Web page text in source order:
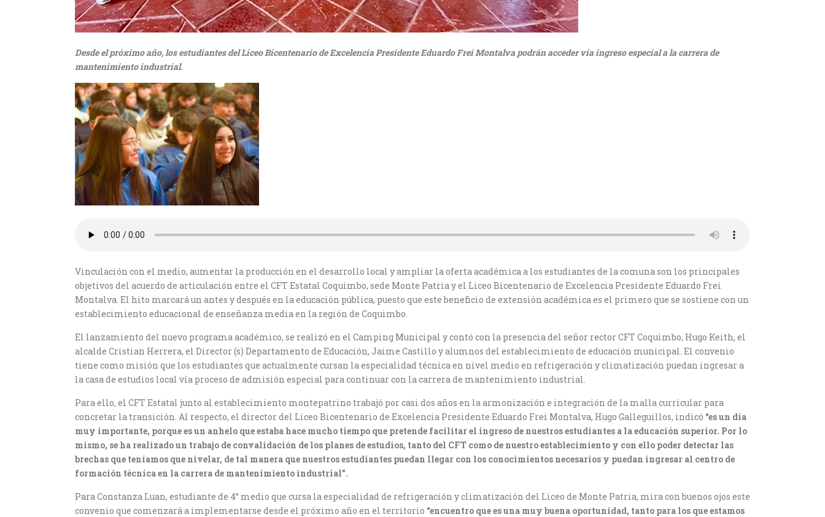
Desde el próximo año, los estudiantes del Liceo Bicentenario de Excelencia Presidente Eduardo Frei Montalva podrán acceder vía ingreso especial a la carrera de
mantenimiento industrial.
Vinculación con el medio, aumentar la producción en el desarrollo local y ampliar la oferta académica a los estudiantes de la comuna son los principales
objetivos del acuerdo de articulación entre el CFT Estatal Coquimbo, sede Monte Patria y el Liceo Bicentenario de Excelencia Presidente Eduardo Frei
Montalva. El hito marcará un antes y después en la educación pública, puesto que este beneficio de extensión académica es el primero que se sostiene con un
establecimiento educacional de enseñanza media en la región de Coquimbo.
El lanzamiento del nuevo programa académico, se realizó en el Camping Municipal y contó con la presencia del señor rector CFT Coquimbo, Hugo Keith, el
alcalde Cristian Herrera, el Director (s) Departamento de Educación, Jaime Castillo y alumnos del establecimiento de educación municipal. El convenio
tiene como misión que los estudiantes que actualmente cursan la especialidad técnica en nivel medio en refrigeración y climatización puedan ingresar a
la casa de estudios local vía proceso de admisión especial para continuar con la carrera de mantenimiento industrial.
Para ello, el CFT Estatal junto al establecimiento montepatrino trabajó por casi dos años en la armonización e integración de la malla curricular para
concretar la transición. Al respecto, el director del Liceo Bicentenario de Excelencia Presidente Eduardo Frei Montalva, Hugo Galleguillos, indicó “es un día
muy importante, porque es un anhelo que estaba hace mucho tiempo que pretende facilitar el ingreso de nuestros estudiantes a la educación superior. Por lo
mismo, se ha realizado un trabajo de convalidación de los planes de estudios, tanto del CFT como de nuestro establecimiento y con ello poder detectar las
brechas que teníamos que nivelar, de tal manera que nuestros estudiantes puedan llegar con los conocimientos necesarios y puedan ingresar al centro de
formación técnica en la carrera de mantenimiento industrial”.
Para Constanza Luan, estudiante de 4° medio que cursa la especialidad de refrigeración y climatización del Liceo de Monte Patria, mira con buenos ojos este
convenio que comenzará a implementarse desde el próximo año en el territorio “encuentro que es una muy buena oportunidad, tanto para los que estamos